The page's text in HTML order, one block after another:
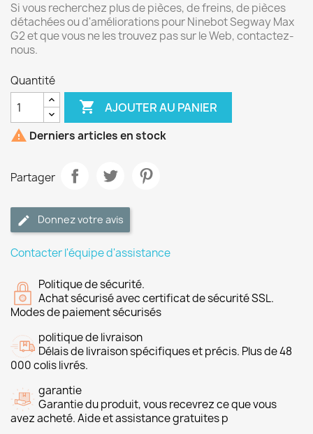
Si vous recherchez plus de pièces, de freins, de pièces
détachées ou d'améliorations pour Ninebot Segway Max
G2 et que vous ne les trouvez pas sur le Web, contactez-
nous.
Quantité
 AJOUTER AU PANIER
 Derniers articles en stock
Partager
Donnez votre avis
Contacter l'équipe d'assistance
Politique de sécurité.
Achat sécurisé avec certificat de sécurité SSL.
Modes de paiement sécurisés
politique de livraison
Délais de livraison spécifiques et précis. Plus de 48
000 colis livrés.
garantie
Garantie du produit, vous recevrez ce que vous
avez acheté. Aide et assistance gratuites p